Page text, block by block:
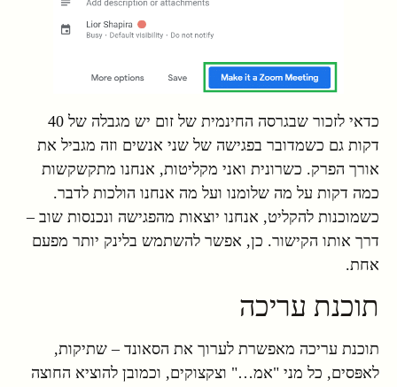
כדאי לזכור שבגרסה החינמית של זום יש מגבלה של 40
דקות גם כשמדובר בפגישה של שני אנשים וזה מגביל את
אורך הפרק. כשרונית ואני מקליטות, אנחנו מתקשקשות
כמה דקות על מה שלומנו ועל מה אנחנו הולכות לדבר.
כשמוכנות להקליט, אנחנו יוצאות מהפגישה ונכנסות שוב –
דרך אותו הקישור. כן, אפשר להשתמש בלינק יותר מפעם
אחת.
תוכנת עריכה
תוכנת עריכה מאפשרת לערוך את הסאונד – שתיקות,
לאפּסים, כל מני "אמ…" וצקצוקים, וכמובן להוציא החוצה